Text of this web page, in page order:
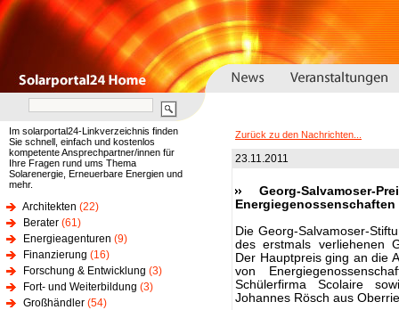
Im solarportal24-Linkverzeichnis finden
Sie schnell, einfach und kostenlos
kompetente Ansprechpartner/innen für
Ihre Fragen rund ums Thema
Solarenergie, Erneuerbare Energien und
mehr.
Architekten (22)
Berater (61)
Energieagenturen (9)
Finanzierung (16)
Forschung & Entwicklung (3)
Fort- und Weiterbildung (3)
Großhändler (54)
Zurück zu den Nachrichten...
23.11.2011
Georg-
Energiegenossenschaften
Die Georg-Salvamoser-
des erstmals verliehenen
Der Hauptpreis ging an die
von
Schülerfirma Scolaire
Johannes Rösch aus